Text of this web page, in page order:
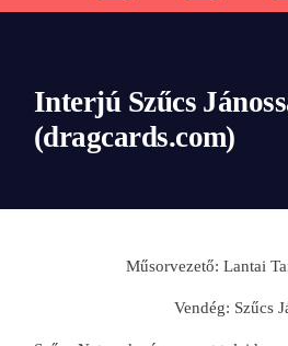
Interjú Szűcs
(dragcards.com)
Műsorvezető: Lantai
Vendég: Szűcs